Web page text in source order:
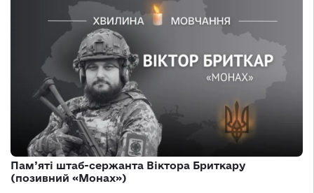
Пам’яті штаб-сержанта Віктора Бриткару
(позивний «Монах»)